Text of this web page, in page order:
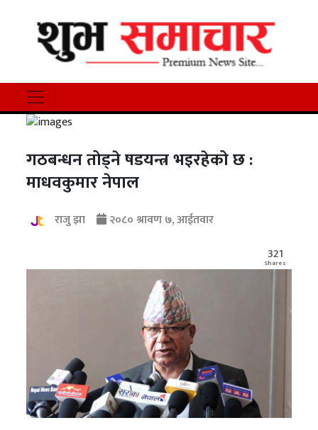
गठबन्धन तोड्ने षडयन्त्र भइरहेको छ :
माधवकुमार नेपाल
राजु झा
२०८० श्रावण ७, आईतवार
321
Shares